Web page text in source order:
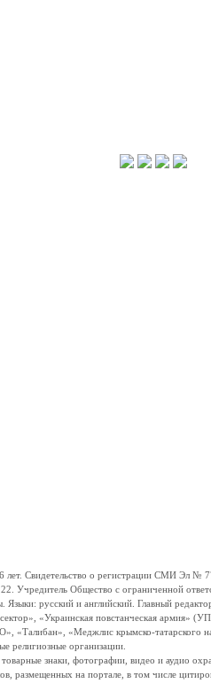
Свидетельство о регистрации СМИ Эл №
Учредитель Общество с ограниченной
русский и английский. Главный
сектор», «Украинская повстанческая
«Меджлис крымско-татарского
религиозные организации.
знаки, фотографии, видео и аудио
на портале, в том числе